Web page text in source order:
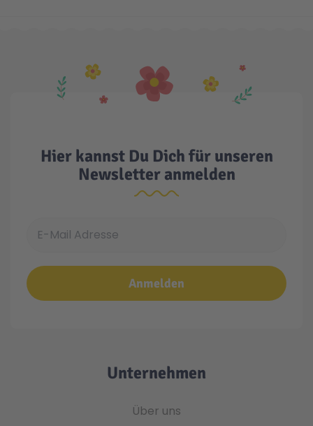
Hier kannst Du Dich für unseren
Newsletter anmelden
Anmelden
Unternehmen
Über uns